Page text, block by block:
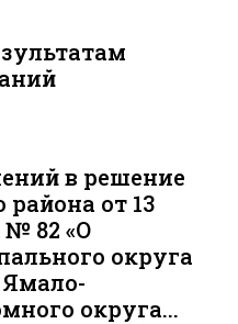
в решение
от 13
№ 82 «О
округа
округа...